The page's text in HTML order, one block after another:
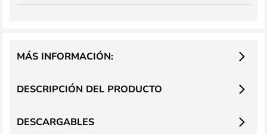
DESCRIPCIÓN DEL PRODUCTO
MÁS INFORMACIÓN:
DESCARGABLES